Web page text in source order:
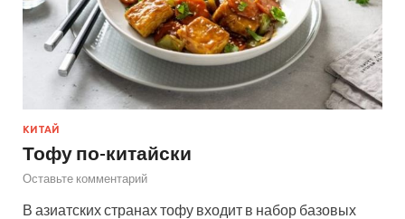
КИТАЙ
Тофу по-китайски
Оставьте комментарий
В азиатских странах тофу входит в набор базовых